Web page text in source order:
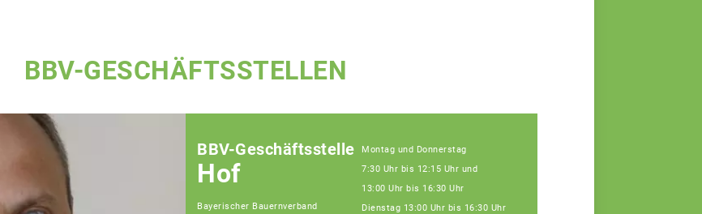
BBV-GESCHÄFTSSTELLEN
BBV-Geschäftsstelle
Hof
Bayerischer Bauernverband
Montag und Donnerstag
7:30 Uhr bis 12:15 Uhr und
13:00 Uhr bis 16:30 Uhr
Dienstag 13:00 Uhr bis 16:30 Uhr